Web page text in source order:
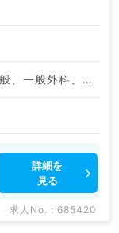
心臓血管外科、外科系全般、一般外科、救急科・ＩＣＵ
詳細を
見る
求人No. : 685420